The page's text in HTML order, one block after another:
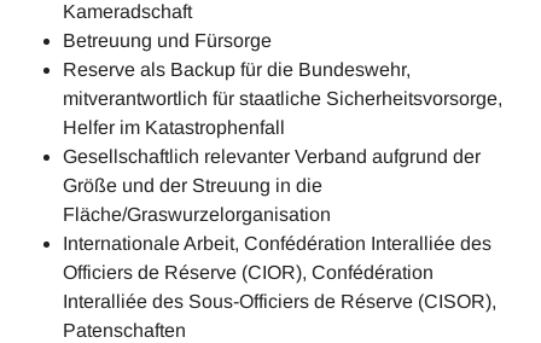
Kameradschaft
Betreuung und Fürsorge
Reserve als Backup für die Bundeswehr,
mitverantwortlich für staatliche Sicherheitsvorsorge,
Helfer im Katastrophenfall
Gesellschaftlich relevanter Verband aufgrund der
Größe und der Streuung in die
Fläche/Graswurzelorganisation
Internationale Arbeit, Confédération Interalliée des
Officiers de Réserve (CIOR), Confédération
Interalliée des Sous-Officiers de Réserve (CISOR),
Patenschaften